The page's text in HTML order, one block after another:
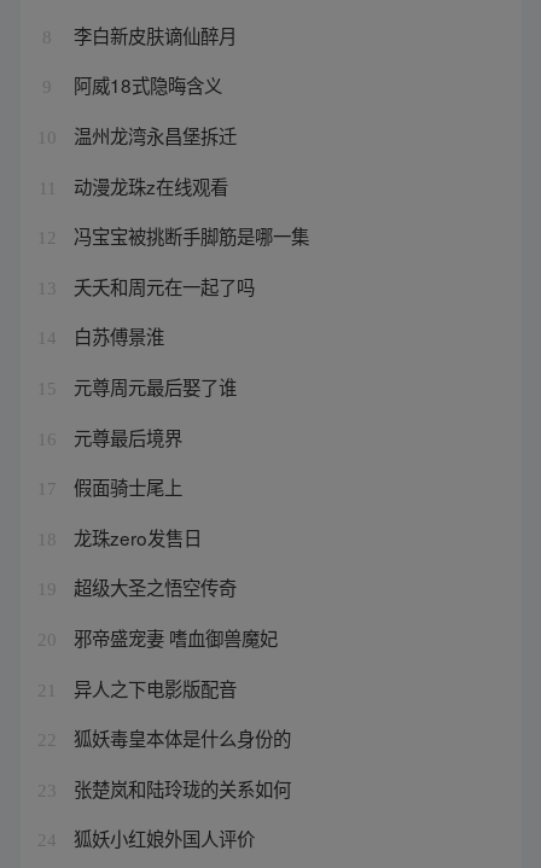
8 李白新皮肤谪仙醉月
9 阿威18式隐晦含义
10 温州龙湾永昌堡拆迁
动漫龙珠z在线观看
12 冯宝宝被挑断手脚筋是哪一集
13 夭夭和周元在一起了吗
14 白苏傅景淮
15 元尊周元最后娶了谁
16 元尊最后境界
17 假面骑士尾上
18 龙珠zero发售日
19 超级大圣之悟空传奇
20 邪帝盛宠妻 嗜血御兽魔妃
21 异人之下电影版配音
22 狐妖毒皇本体是什么身份的
23 张楚岚和陆玲珑的关系如何
24 狐妖小红娘外国人评价